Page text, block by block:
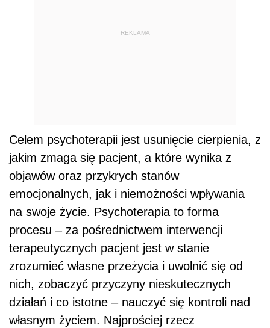
REKLAMA
Celem psychoterapii jest usunięcie cierpienia, z
jakim zmaga się pacjent, a które wynika z
objawów oraz przykrych stanów
emocjonalnych, jak i niemożności wpływania
na swoje życie. Psychoterapia to forma
procesu – za pośrednictwem interwencji
terapeutycznych pacjent jest w stanie
zrozumieć własne przeżycia i uwolnić się od
nich, zobaczyć przyczyny nieskutecznych
działań i co istotne – nauczyć się kontroli nad
własnym życiem. Najprościej rzecz